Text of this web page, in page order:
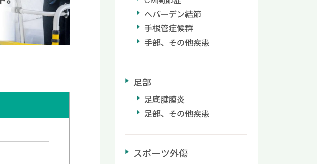
ヘバーデン結節
手根管症候群
手部、その他疾患
足部
足底腱膜炎
足部、その他疾患
スポーツ外傷